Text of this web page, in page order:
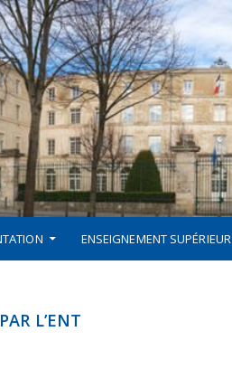
ENSEIGNEMENT SUPÉRIEUR
L’ENT